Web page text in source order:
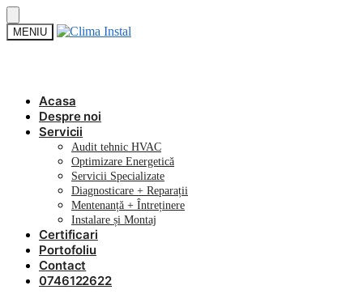
Skip
to
Skip
to
MENIU
Acasa
Despre noi
Servicii
Audit tehnic HVAC
Optimizare Energetică
Servicii Specializate
Diagnosticare + Reparații
Mentenanță + Întreținere
Instalare și Montaj
Certificari
Portofoliu
Contact
0746122622